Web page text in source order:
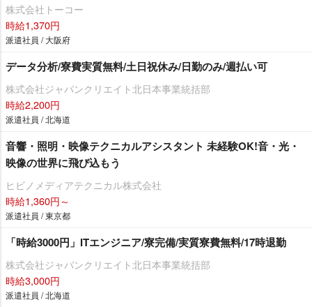
株式会社トーコー
時給1,370円
派遣社員 / 大阪府
データ分析/寮費実質無料/土日祝休み/日勤のみ/週払い可
株式会社ジャパンクリエイト北日本事業統括部
時給2,200円
派遣社員 / 北海道
音響・照明・映像テクニカルアシスタント 未経験OK!音・光・
映像の世界に飛び込もう
ヒビノメディアテクニカル株式会社
時給1,360円～
派遣社員 / 東京都
「時給3000円」ITエンジニア/寮完備/実質寮費無料/17時退勤
株式会社ジャパンクリエイト北日本事業統括部
時給3,000円
派遣社員 / 北海道